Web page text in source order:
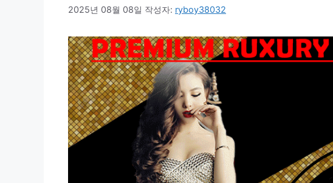
2025년 08월 08일 작성자: ryboy38032